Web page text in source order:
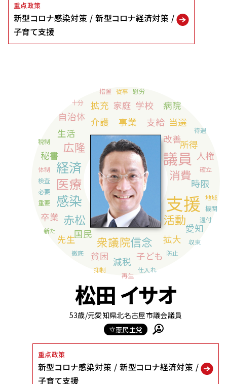
重点政策
新型コロナ感染対策
新型コロナ経済対策
子育て支援
松田 イサオ
53歳/元愛知県北名古屋市議会議員
立憲民主党
重点政策
新型コロナ感染対策
新型コロナ経済対策
子育て支援